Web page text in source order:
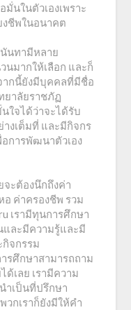
มั่นในตัวเองเพราะ
งชีพในอนาคต
นทามีหลาย
นมากให้เลือก และก็
ากนี้ยังมีบุคคลที่มีชื่อ
ยาลัยราชภัฏ
ใจได้ว่าจะได้รับ
างเต็มที่ และมีกิจกร
อการพัฒนาตัวเอง
จะต้องนึกถึงค่า
อ ค่าครองชีพ รวม
เรามีทุนการศึกษา
ละมีความรู้และมี
กิจกรรม
รศึกษาสามารถถาม
ด้เลย เรามีความ
ำเป็นที่ปรึกษา
กเราก็ยังมีให้คำ